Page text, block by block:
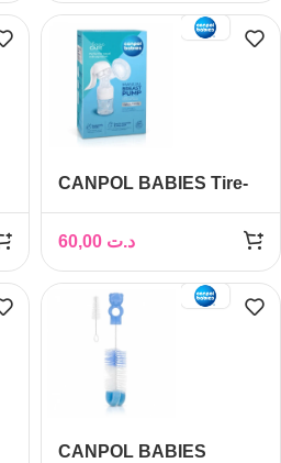
CANPOL BABIES Tire-
د.ت
CANPOL BABIES